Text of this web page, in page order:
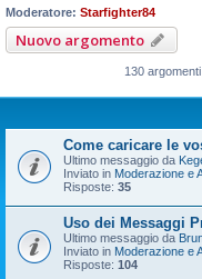
Moderatore: Starfighter84
Nuovo argomento
130 argomenti
Come caricare le
Ultimo messaggio da
Inviato in Moderazione e
Risposte: 35
Uso dei Messaggi
Ultimo messaggio da
Inviato in Moderazione e
Risposte: 104